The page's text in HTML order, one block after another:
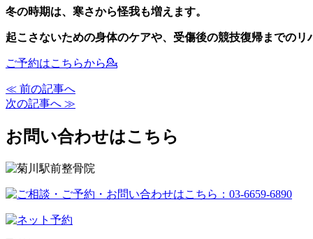
冬の時期は、寒さから怪我も増えます。
起こさないための身体のケアや、受傷後の競技復帰までの
ご予約はこちらから💁
≪ 前の記事へ
次の記事へ ≫
お問い合わせはこちら